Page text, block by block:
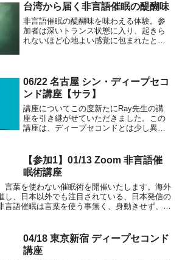
台湾から届く非言語催眠の醍醐味
非言語催眠の醍醐味を味わえる体験。参
加者は深いトランス状態に入り、起きら
れないほど心地よい感覚に包まれたとい
06/22 名古屋 シン・ディープセコ
ンド講座【サラ】
講座についてこの度新たにRay先生の講
座を引き継がせていただきました。この
講座は、ディープセコンドとは少し異な
私自身も、これまでこちらの技術を何度
も実践してきましたがそ...
【参加1】01/13 Zoom 非言語催
眠術講座
言葉を使わない催眠術を開催いたします。海外
し、日本以外でも注目されている、日本発信の
言語催眠は言葉を使う事無く、身動きせず、目
04/18 東京新宿 ディープセコンド
講座